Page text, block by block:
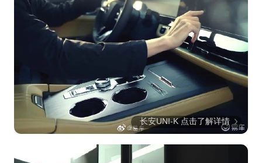
长安UNI-K 点击了解详情